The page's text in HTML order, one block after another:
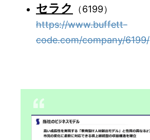
セラク
（6199）
https://www.buffett-
code.com/company/6199/